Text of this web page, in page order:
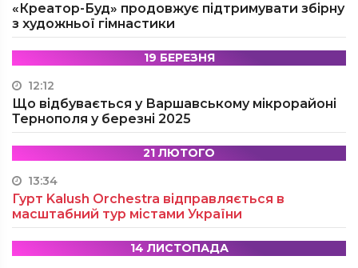
«Креатор-Буд» продовжує підтримувати збірну
з художньої гімнастики
19 БЕРЕЗНЯ
12:12
Що відбувається у Варшавському мікрорайоні
Тернополя у березні 2025
21 ЛЮТОГО
13:34
Гурт Kalush Orchestra відправляється в
масштабний тур містами України
14 ЛИСТОПАДА